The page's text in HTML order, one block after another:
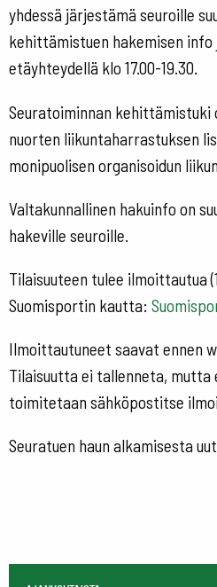
yhdessä järjestämä seuroille
kehittämistuen hakemisen info
etäyhteydellä klo 17.00-19.30.
Seuratoiminnan
nuorten liikuntaharrastuksen
monipuolisen organisoidun
Valtakunnallinen hakuinfo on
hakeville seuroille.
Tilaisuuteen tulee ilmoittautua
Suomisportin kautta:
Ilmoittautuneet saavat ennen
Tilaisuutta ei tallenneta, mutta
toimitetaan sähköpostitse
Seuratuen haun alkamisesta